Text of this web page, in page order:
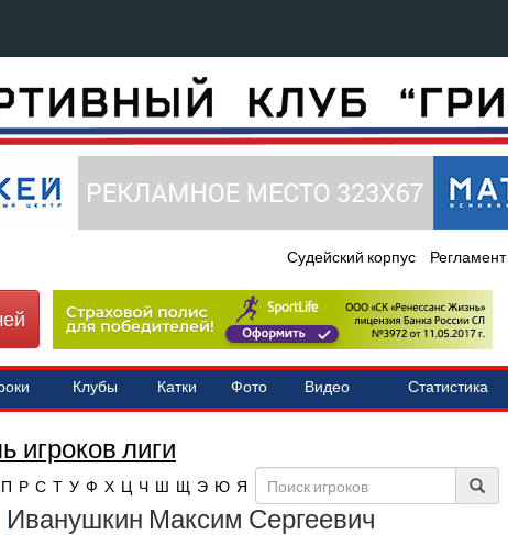
Судейский корпус Регламент
Клубы Катки Фото Видео Статистика
игроков лиги
П Р С Т У Ф Х Ц Ч Ш Щ Э Ю Я
Иванушкин Максим Сергеевич